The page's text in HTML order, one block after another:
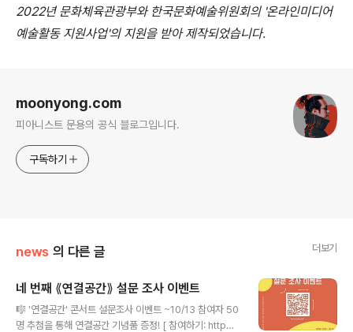
2022년 문화체육관광부와 한국문화예술위원회의 '온라인미디어
예술활동 지원사업'의 지원을 받아 제작되었습니다.
moonyong.com
피아니스트 문용의 공식 블로그입니다.
구독하기
news 의 다른 글 더보기
네 번째 ⟪연결공간⟫ 설문 조사 이벤트
🎼 '연결공간' 콘서트 설문조사 이벤트 ~10/13 참여자 50
명 추첨을 통해 연결공간 기념품 증정! [ 참여하기: http